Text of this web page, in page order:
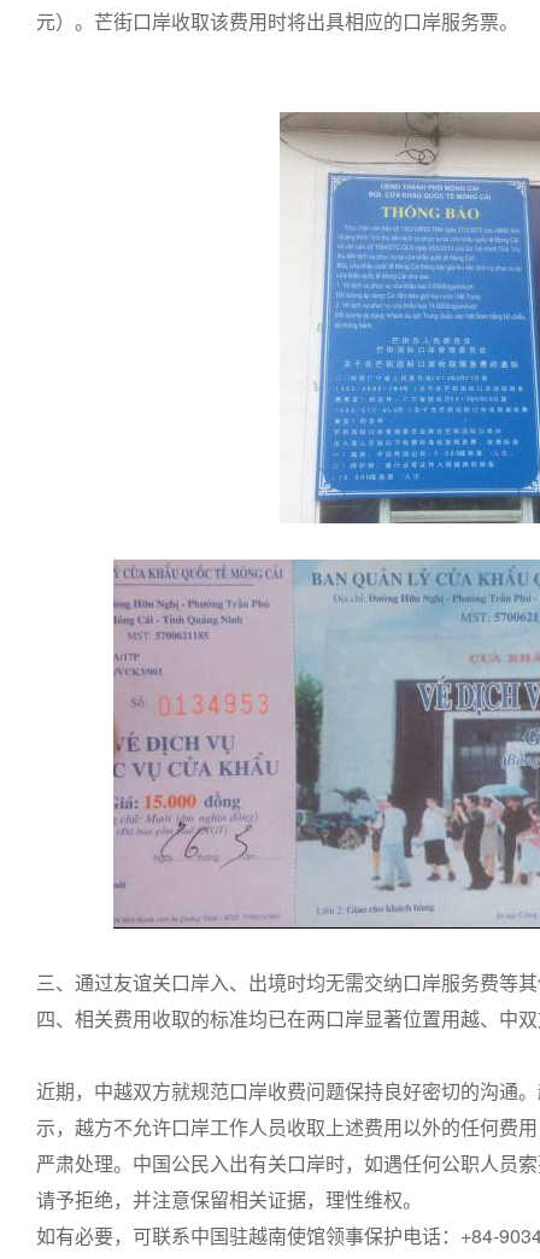
元）。芒街口岸收取该费用时将出具相应的口岸服务票。
三、通过友谊关口岸入、出境时均无需交纳口岸服务费等
四、相关费用收取的标准均已在两口岸显著位置用越、中
近期，中越双方就规范口岸收费问题保持良好密切的沟通
示，越方不允许口岸工作人员收取上述费用以外的任何费
严肃处理。中国公民入出有关口岸时，如遇任何公职人员
请予拒绝，并注意保留相关证据，理性维权。
如有必要，可联系中国驻越南使馆领事保护电话：+84-